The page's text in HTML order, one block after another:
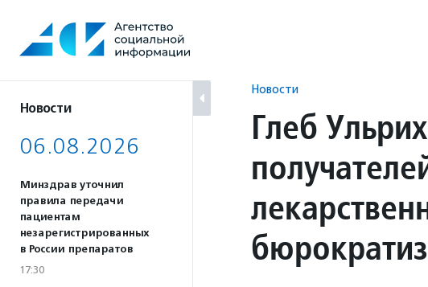
содержанию
Новости
06.08.2026
Минздрав уточнил
правила передачи
пациентам
незарегистрированных
в России препаратов
17:30
Новости
Глеб